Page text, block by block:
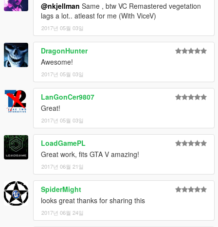
@nkjellman Same , btw VC Remastered vegetation
lags a lot.. atleast for me (With ViceV)
2017년 05월 03일
DragonHunter
Awesome!
2017년 05월 03일
LanGonCer9807
Great!
2017년 05월 03일
LoadGamePL
Great work, fits GTA V amazing!
2017년 06월 21일
SpiderMight
looks great thanks for sharing this
2017년 06월 24일